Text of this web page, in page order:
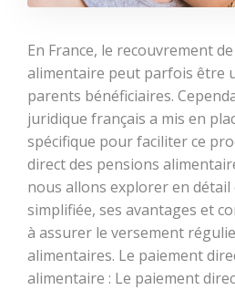
En France, le recouvrement
alimentaire peut parfois être
parents bénéficiaires.
juridique français a mis en
spécifique pour faciliter ce
direct des pensions
nous allons explorer en
simplifiée, ses avantages et
à assurer le versement
alimentaires. Le paiement
alimentaire : Le paiement